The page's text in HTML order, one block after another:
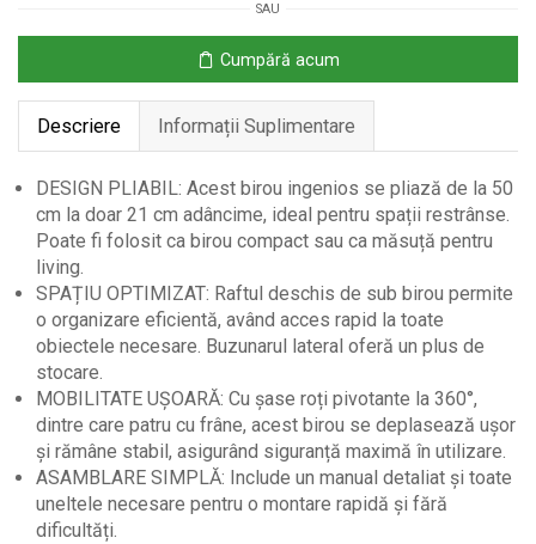
Roți
-
Maro
Rustic,
80
cm
SAU
Cumpără acum
Descriere Informații Suplimentare
DESIGN PLIABIL: Acest birou ingenios se pliază de la 50
cm la doar 21 cm adâncime, ideal pentru spații restrânse.
Poate fi folosit ca birou compact sau ca măsuță pentru
living.
SPAȚIU OPTIMIZAT: Raftul deschis de sub birou permite
o organizare eficientă, având acces rapid la toate
obiectele necesare. Buzunarul lateral oferă un plus de
stocare.
MOBILITATE UȘOARĂ: Cu șase roți pivotante la 360°,
dintre care patru cu frâne, acest birou se deplasează ușor
și rămâne stabil, asigurând siguranță maximă în utilizare.
ASAMBLARE SIMPLĂ: Include un manual detaliat și toate
uneltele necesare pentru o montare rapidă și fără
dificultăți.